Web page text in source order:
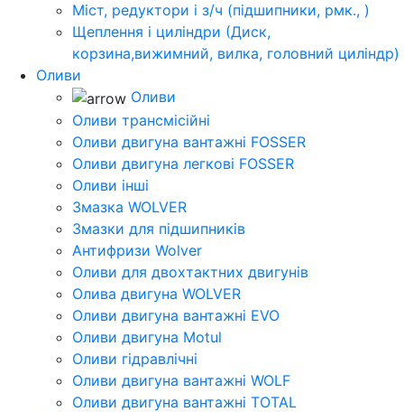
Міст, редуктори і з/ч (підшипники, рмк., )
Щеплення і циліндри (Диск,
корзина,вижимний, вилка, головний циліндр)
Оливи
Оливи
Оливи трансмісійні
Оливи двигуна вантажні FOSSER
Оливи двигуна легкові FOSSER
Оливи інші
Змазка WOLVER
Змазки для підшипників
Антифризи Wolver
Оливи для двохтактних двигунів
Олива двигуна WOLVER
Оливи двигуна вантажні EVO
Оливи двигуна Motul
Оливи гідравлічні
Оливи двигуна вантажні WOLF
Оливи двигуна вантажні TOTAL